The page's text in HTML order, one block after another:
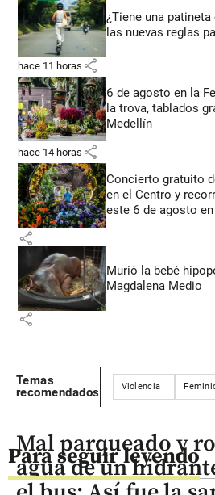
¿Tiene una
las nuevas reglas
hace 11 horas share
6 de agosto en la
la trova, tablados
Medellín
hace 14 horas share
Concierto gratuito
en el Centro y
este 6 de agosto
share
Murió la bebé
Magdalena Medio
share
Temas
recomendados
Violencia
Para seguir leyendo
Mal parqueado y
agua de un